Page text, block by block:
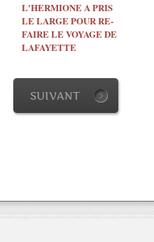
L'HERMIONE A PRIS
LE LARGE POUR RE-
FAIRE LE VOYAGE DE
LAFAYETTE
SUIVANT